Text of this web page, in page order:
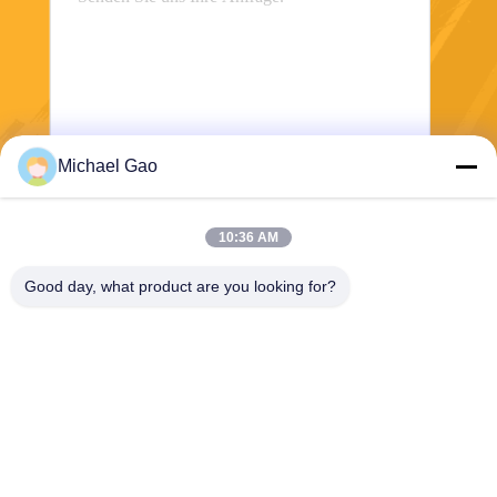
Senden Sie
Michael Gao
10:36 AM
Good day, what product are you looking for?